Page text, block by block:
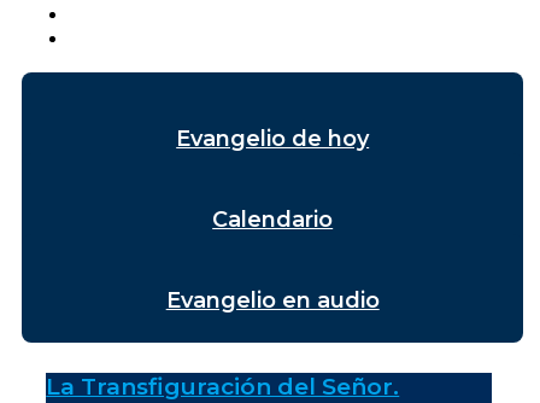
Evangelio de hoy
Calendario
Evangelio en audio
La Transfiguración del Señor.